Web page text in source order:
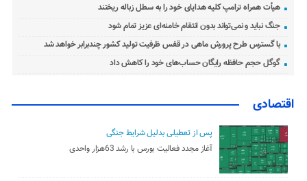
هیأت همراه ترامپ کلیه هدایای خود را به سطل زباله ریختند
جنگ نباید و نمی‌تواند بدون انتقام خامنه‌ای عزیز تمام شود
با گسترس طرح پرورش ماهی در قفس ظرفیت تولید کشور چندبرابر خواهد شد
گوگل حجم حافظه رایگان حساب‌های خود را کاهش داد
اقتصادی
پس از تعطیلی بدلیل شرایط جنگی
آغاز مجدد فعالیت بورس با رشد 63هزار واحدی